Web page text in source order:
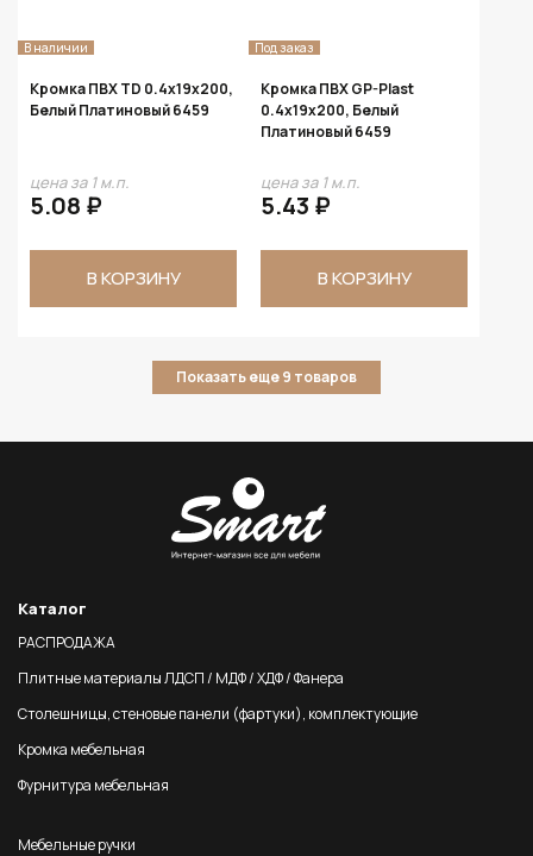
В наличии
Кромка ПВХ TD 0.4х19х200,
Белый Платиновый 6459
цена за 1 м.п.
5.08 ₽
В КОРЗИНУ
Под заказ
Кромка ПВХ GP-Plast
0.4х19х200, Белый
Платиновый 6459
цена за 1 м.п.
5.43 ₽
В КОРЗИНУ
Показать еще 9 товаров
Каталог
РАСПРОДАЖА
Плитные материалы ЛДСП / МДФ / ХДФ / Фанера
Столешницы, стеновые панели (фартуки), комплектующие
Кромка мебельная
Фурнитура мебельная
Мебельные ручки